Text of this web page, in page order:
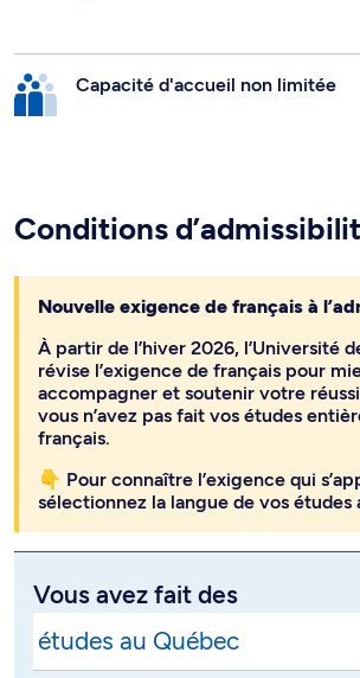
Capacité d'accueil non limitée
Conditions
Nouvelle exigence de français à
À partir de l’hiver 2026, l’Université
révise l’exigence de français pour
accompagner et soutenir votre
vous n’avez pas fait vos études
français.
👇 Pour connaître l’exigence qui
sélectionnez la langue de vos études
Vous avez fait des